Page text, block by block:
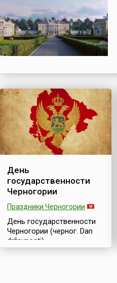
День
государственности
Черногории
Праздники Черногории
День государственности
Черногории (черног. Dan
državnosti) —
государственный